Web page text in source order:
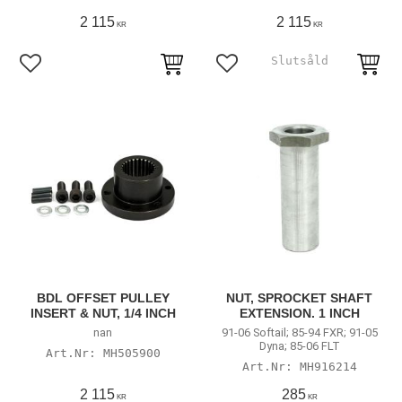
2 115KR
Lägg till i favoriter
2 115KR
Lägg till i favoriter
BDL OFFSET PULLEY
INSERT & NUT, 1/4 INCH
nan
MH505900
2 115KR
NUT, SPROCKET SHAFT
EXTENSION. 1 INCH
91-06 Softail; 85-94 FXR; 91-05
Dyna; 85-06 FLT
MH916214
285KR